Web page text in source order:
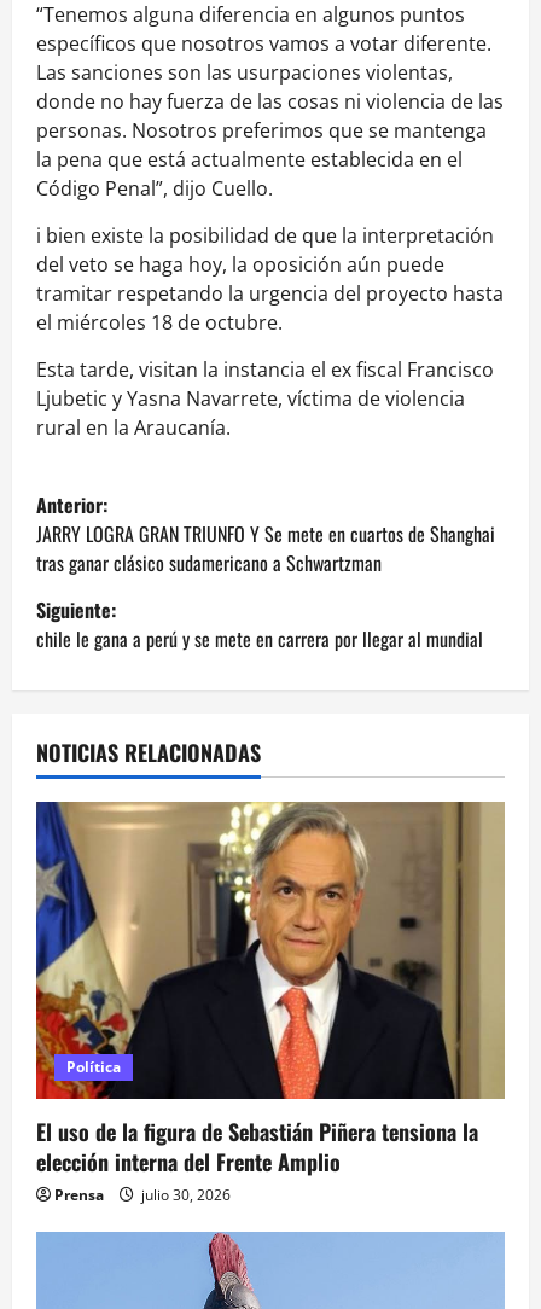
“Tenemos alguna diferencia en algunos puntos
específicos que nosotros vamos a votar diferente.
Las sanciones son las usurpaciones violentas,
donde no hay fuerza de las cosas ni violencia de las
personas. Nosotros preferimos que se mantenga
la pena que está actualmente establecida en el
Código Penal”, dijo Cuello.
i bien existe la posibilidad de que la interpretación
del veto se haga hoy, la oposición aún puede
tramitar respetando la urgencia del proyecto hasta
el miércoles 18 de octubre.
Esta tarde, visitan la instancia el ex fiscal Francisco
Ljubetic y Yasna Navarrete, víctima de violencia
rural en la Araucanía.
N
a
v
e
g
a
c
i
ó
n
d
e
e
n
t
Anterior:
JARRY LOGRA GRAN TRIUNFO Y Se mete en cuartos de Shanghai
tras ganar clásico sudamericano a Schwartzman
Siguiente:
chile le gana a perú y se mete en carrera por llegar al mundial
NOTICIAS RELACIONADAS
Política
El uso de la figura de Sebastián Piñera tensiona la
elección interna del Frente Amplio
Prensa julio 30, 2026